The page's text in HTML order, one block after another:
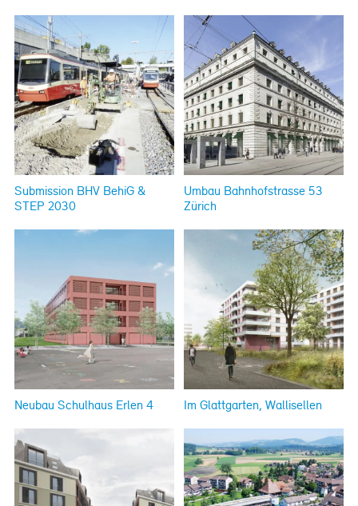
Submission BHV BehiG &
STEP 2030
Umbau Bahnhofstrasse 53
Zürich
Neubau Schulhaus Erlen 4 Im Glattgarten, Wallisellen